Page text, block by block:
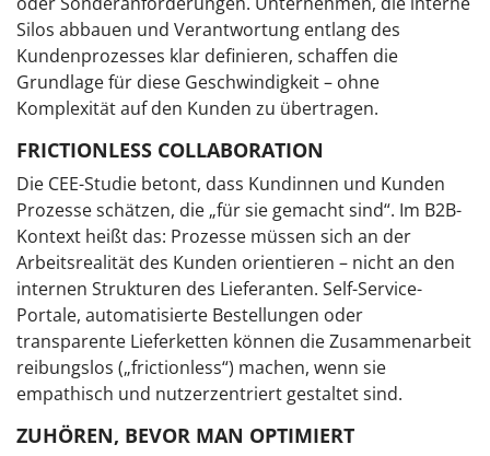
Silos abbauen und Verantwortung entlang des
Kundenprozesses klar definieren, schaffen die
Grundlage für diese Geschwindigkeit – ohne
Komplexität auf den Kunden zu übertragen.
FRICTIONLESS COLLABORATION
Die CEE-Studie betont, dass Kundinnen und Kunden
Prozesse schätzen, die „für sie gemacht sind“. Im B2B-
Kontext heißt das: Prozesse müssen sich an der
Arbeitsrealität des Kunden orientieren – nicht an den
internen Strukturen des Lieferanten. Self-Service-
Portale, automatisierte Bestellungen oder
transparente Lieferketten können die Zusammenarbeit
reibungslos („frictionless“) machen, wenn sie
empathisch und nutzerzentriert gestaltet sind.
ZUHÖREN, BEVOR MAN OPTIMIERT